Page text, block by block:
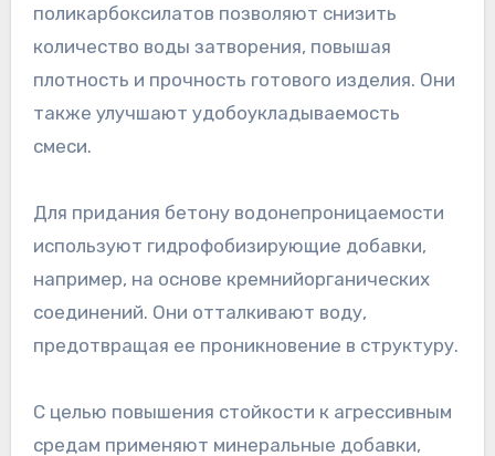
поликарбоксилатов позволяют снизить
количество воды затворения, повышая
плотность и прочность готового изделия. Они
также улучшают удобоукладываемость
смеси.
Для придания бетону водонепроницаемости
используют гидрофобизирующие добавки,
например, на основе кремнийорганических
соединений. Они отталкивают воду,
предотвращая ее проникновение в структуру.
С целью повышения стойкости к агрессивным
средам применяют минеральные добавки,